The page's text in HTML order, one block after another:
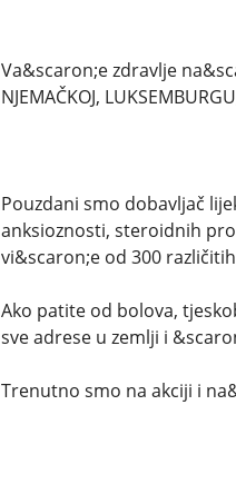
Va&scaron;e zdravlje
NJEMAČKOJ,
Pouzdani smo dobavljač
anksioznosti, steroidnih
vi&scaron;e od 300
Ako patite od bolova,
sve adrese u zemlji i
Trenutno smo na akciji i